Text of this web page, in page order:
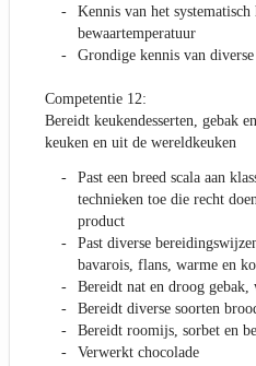
Kennis van het
bewaartemperatuur
Grondige kennis van
Competentie 12:
Bereidt keukendesserten, gebak
keuken en uit de wereldkeuken
Past een breed scala aan
technieken toe die recht
product
Past diverse
bavarois, flans, warme en
Bereidt nat en droog gebak,
Bereidt diverse soorten
Bereidt roomijs, sorbet en
Verwerkt chocolade